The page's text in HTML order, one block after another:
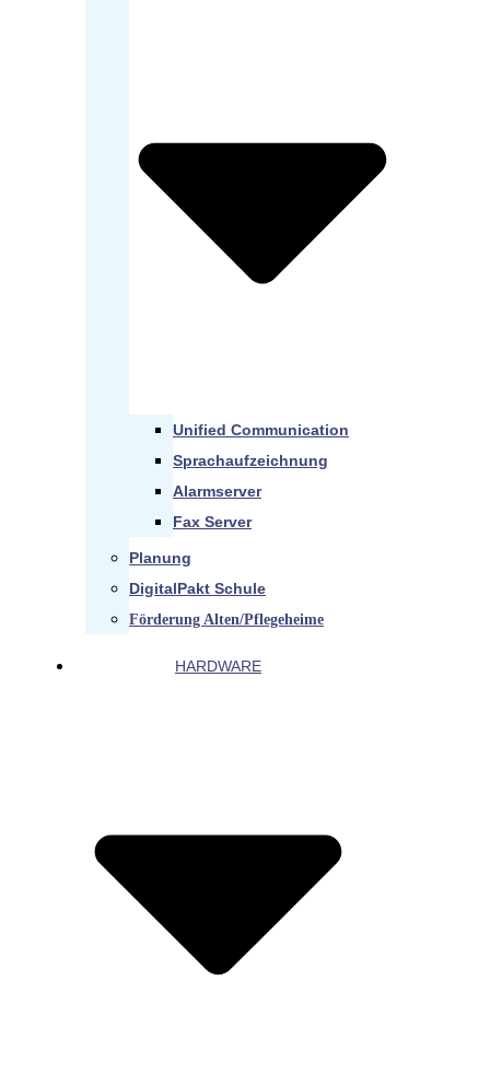
Unified Communication
Sprachaufzeichnung
Alarmserver
Fax Server
Planung
DigitalPakt Schule
Förderung Alten/Pflegeheime
HARDWARE